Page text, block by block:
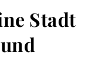
Stadt